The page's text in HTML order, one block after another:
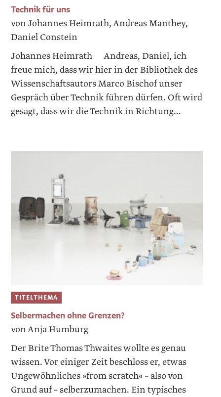
Technik für uns
von Johannes Heimrath, Andreas Manthey,
Daniel Constein
Johannes Heimrath Andreas, Daniel, ich
freue mich, dass wir hier in der Bibliothek des
Wissenschaftsautors Marco Bischof unser
Gespräch über Technik führen dürfen. Oft wird
gesagt, dass wir die Technik in Richtung...
TITELTHEMA
Selbermachen ohne Grenzen?
von Anja Humburg
Der Brite Thomas Thwaites wollte es genau
wissen. Vor einiger Zeit beschloss er, etwas
Ungewöhnliches »from scratch« – also von
Grund auf – selberzumachen. Ein typisches